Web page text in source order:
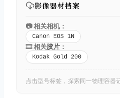
影像器材档案
📷 相关相机：
Canon EOS 1N
🎞️ 相关胶片 ：
Kodak Gold 200
点击型号标签，探索同一物理容器